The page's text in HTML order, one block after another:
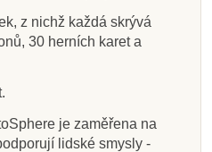
z nichž každá skrývá
30 herních karet a
je zaměřena na
lidské smysly -